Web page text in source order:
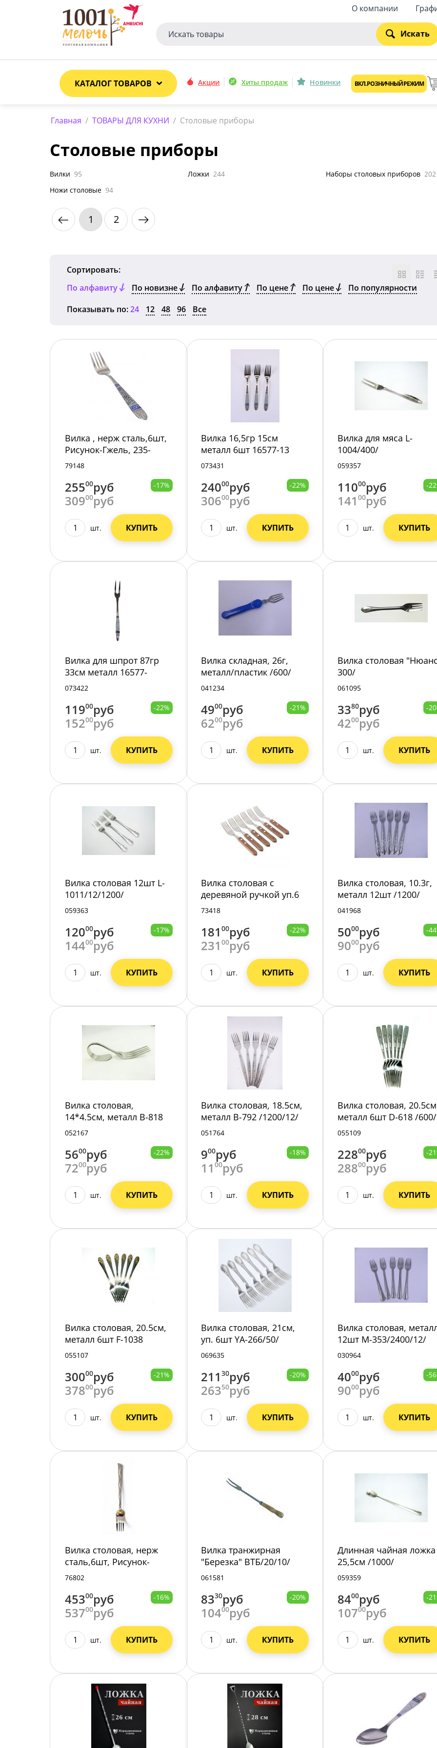
О компании
Искать
КАТАЛОГ ТОВАРОВ Акции Хиты продаж Новинки ВКЛ. РОЗНИЧНЫЙ РЕЖИМ
Главная / ТОВАРЫ ДЛЯ КУХНИ / Столовые приборы
Столовые приборы
Вилки 95 Ложки 244 Наборы столовых приборов 202
Ножи столовые 94
1 2
Сортировать:
По алфавиту
По новизне По алфавиту По цене По цене
По популярности
Показывать по:24 12 48 96 Все
Вилка , нерж сталь,6шт,
Рисунок-Гжель, 235-
367/100/
79148
25500руб
30900руб
-17%
шт. КУПИТЬ
Вилка 16,5гр 15см
металл 6шт 16577-13
/600/6/
073431
24000руб
30600руб
-22%
шт. КУПИТЬ
Вилка для мяса L-
1004/400/
059357
11000руб
141 00руб
-
шт. КУПИТЬ
Вилка для шпрот 87гр
33см металл 16577-
4/10/240/
073422
11900руб
15200руб
-22%
шт. КУПИТЬ
Вилка складная, 26г,
металл/пластик /600/
041234
4900руб
6200руб
-21%
шт. КУПИТЬ
Вилка столовая
300/
061095
3380руб
4200руб
-
шт. КУПИТЬ
Вилка столовая 12шт L-
1011/12/1200/
059363
12000руб
14400руб
-17%
шт. КУПИТЬ
Вилка столовая с
деревяной ручкой уп.6
шт. дерево/металл
73418
18100руб
23100руб
-22%
шт. КУПИТЬ
Вилка столовая, 10.3г,
металл 12шт /1200/
041968
5000руб
9000руб
-
шт. КУПИТЬ
Вилка столовая,
14*4.5см, металл B-818
/600/1
052167
5600руб
7200руб
-22%
шт. КУПИТЬ
Вилка столовая, 18.5см,
металл B-792 /1200/12/
051764
900руб
1100руб
-18%
шт. КУПИТЬ
Вилка столовая,
металл 6шт D-618 /
055109
22800руб
28800руб
-
шт. КУПИТЬ
Вилка столовая, 20.5см,
металл 6шт F-1038
/600/6/
055107
30000руб
37800руб
-21%
шт. КУПИТЬ
Вилка столовая, 21см,
уп. 6шт YA-266/50/
069635
21130руб
26350руб
-20%
шт. КУПИТЬ
Вилка столовая,
12шт М-353/2400/12/
030964
4000руб
9000руб
-
шт. КУПИТЬ
Вилка столовая, нерж
сталь,6шт, Рисунок-
Волна, (047258)/100/
76802
45300руб
53700руб
-16%
шт. КУПИТЬ
Вилка транжирная
"Березка" ВТБ/20/10/
061581
8330руб
10400руб
-20%
шт. КУПИТЬ
Длинная чайная ложка
25,5см /1000/
059359
8400руб
10700руб
-
шт. КУПИТЬ